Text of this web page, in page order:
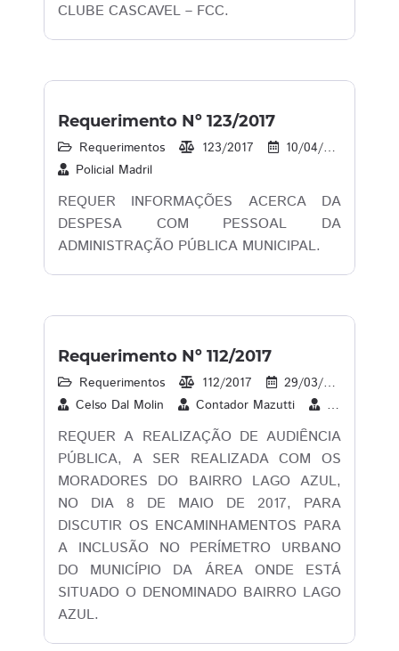
CLUBE CASCAVEL – FCC.
Requerimento Nº 123/2017
Requerimentos 123/2017 10/04/2017
Policial Madril
REQUER INFORMAÇÕES ACERCA DA
DESPESA COM PESSOAL DA
ADMINISTRAÇÃO PÚBLICA MUNICIPAL.
Requerimento Nº 112/2017
Requerimentos 112/2017 29/03/2017
Celso Dal Molin
Contador Mazutti Espínola
REQUER A REALIZAÇÃO DE AUDIÊNCIA
PÚBLICA, A SER REALIZADA COM OS
MORADORES DO BAIRRO LAGO AZUL,
NO DIA 8 DE MAIO DE 2017, PARA
DISCUTIR OS ENCAMINHAMENTOS PARA
A INCLUSÃO NO PERÍMETRO URBANO
DO MUNICÍPIO DA ÁREA ONDE ESTÁ
SITUADO O DENOMINADO BAIRRO LAGO
AZUL.